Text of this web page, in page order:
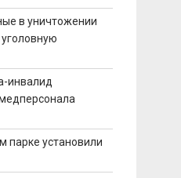
в уничтожении
инвалид
парке установили